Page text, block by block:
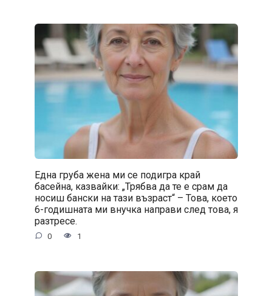
Една груба жена ми се подигра край
басейна, казвайки: „Трябва да те е срам да
носиш бански на тази възраст“ – Това, което
6-годишната ми внучка направи след това, я
разтресе.
0 1